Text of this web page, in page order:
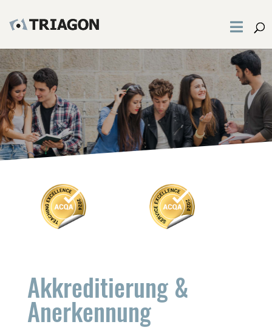
Akkreditierung &
Anerkennung